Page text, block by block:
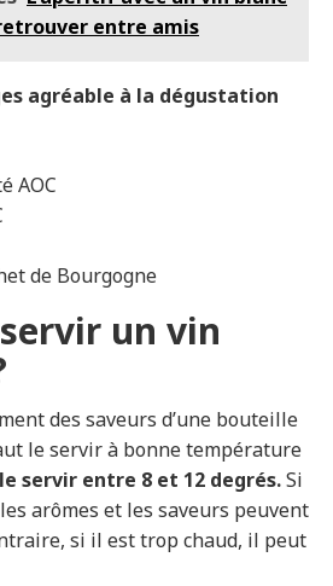
entre amis
agréable à la dégustation
AOC
de Bourgogne
un vin
des saveurs d’une bouteille
le servir à bonne température
servir entre 8 et 12 degrés.Si
arômes et les saveurs peuvent
si il est trop chaud, il peut